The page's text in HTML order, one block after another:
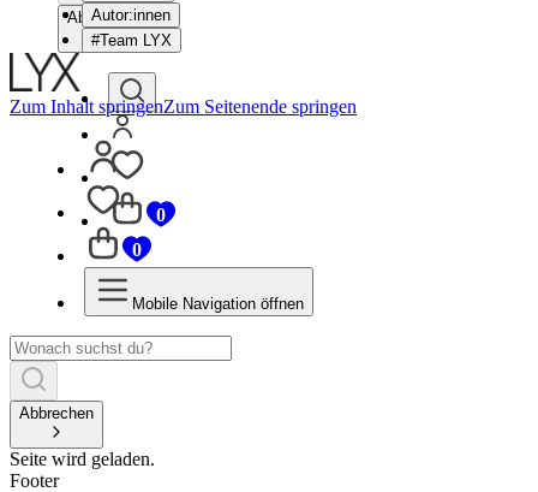
Autor:innen
#Team LYX
0
Abbrechen
Zum Inhalt springenZum Seitenende springen
0
Mobile Navigation öffnen
Abbrechen
Seite wird geladen.
Footer